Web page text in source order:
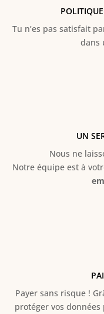
Tu n’es pas satisfait
dans
UN
Nous ne laissons
Notre équipe est à
Payer sans risque !
protéger vos